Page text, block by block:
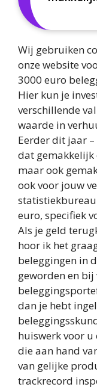
Wij gebruiken
onze website
3000 euro
Hier kun je
verschillende
waarde in
Eerder dit jaar
dat gemakkelijk
maar ook
ook voor jouw
euro, specifiek
Als je geld
hoor ik het
beleggingen in
geworden en bij
dan je hebt
huiswerk voor u
die aan hand
van gelijke
trackrecord